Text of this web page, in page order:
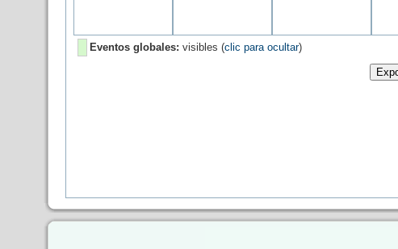
Eventos globales: visibles (clic para ocultar)